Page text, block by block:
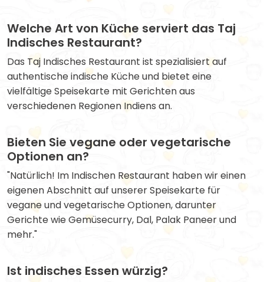
Welche Art von Küche serviert das Taj
Indisches Restaurant?
Das Taj Indisches Restaurant ist spezialisiert auf
authentische indische Küche und bietet eine
vielfältige Speisekarte mit Gerichten aus
verschiedenen Regionen Indiens an.
Bieten Sie vegane oder vegetarische
Optionen an?
"Natürlich! Im Indischen Restaurant haben wir einen
eigenen Abschnitt auf unserer Speisekarte für
vegane und vegetarische Optionen, darunter
Gerichte wie Gemüsecurry, Dal, Palak Paneer und
mehr."
Ist indisches Essen würzig?